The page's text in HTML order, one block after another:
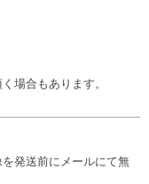
場合もあります。
発送前にメールにて無